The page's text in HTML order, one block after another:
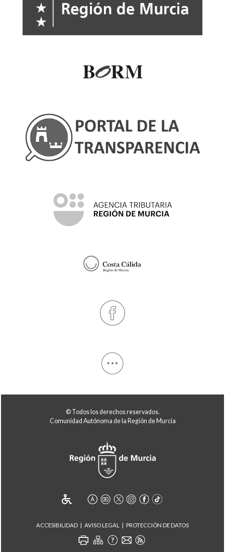
© Todos los derechos reservados.
Comunidad Autónoma de la Región de Murcia
ACCESIBILIDAD AVISO LEGAL PROTECCIÓN DE DATOS